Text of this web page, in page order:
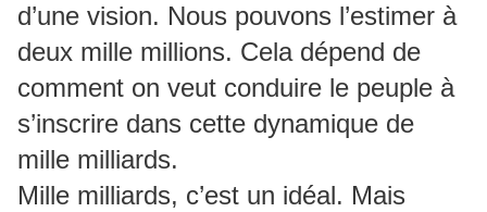
d’une vision. Nous pouvons l’estimer à
deux mille millions. Cela dépend de
comment on veut conduire le peuple à
s’inscrire dans cette dynamique de
mille milliards.
Mille milliards, c’est un idéal. Mais